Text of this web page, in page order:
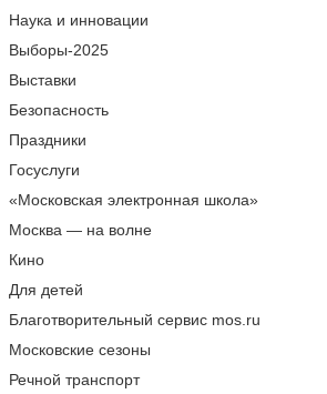
Наука и инновации
Выборы-2025
Выставки
Безопасность
Праздники
Госуслуги
«Московская электронная школа»
Москва — на волне
Кино
Для детей
Благотворительный сервис mos.ru
Московские сезоны
Речной транспорт